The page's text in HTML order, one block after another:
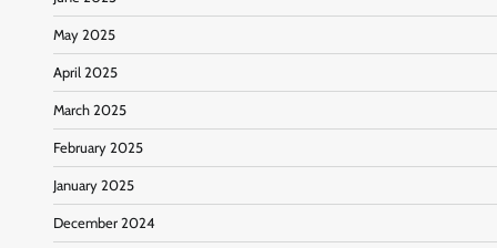
May 2025
April 2025
March 2025
February 2025
January 2025
December 2024